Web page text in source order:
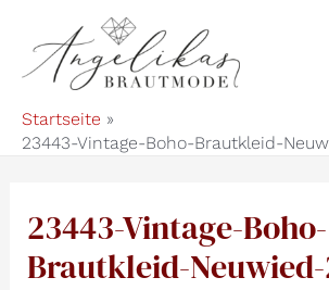
Inhalt
springen
Startseite
23443-Vintage-Boho-Brautkleid-
23443-Vintage-Boho-
Brautkleid-